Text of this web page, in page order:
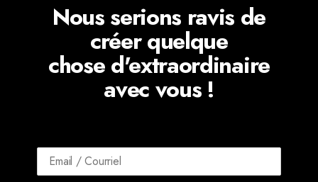
Nous serions ravis de
créer quelque
chose d'extraordinaire
avec vous !